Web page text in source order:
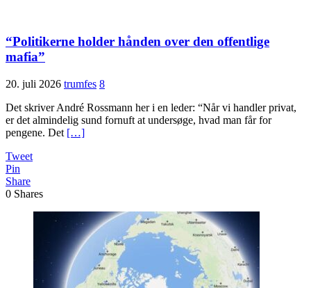
“Politikerne holder hånden over den offentlige
mafia”
20. juli 2026 trumfes 8
Det skriver André Rossmann her i en leder: “Når vi handler privat,
er det almindelig sund fornuft at undersøge, hvad man får for
pengene. Det […]
Tweet
Pin
Share
0 Shares